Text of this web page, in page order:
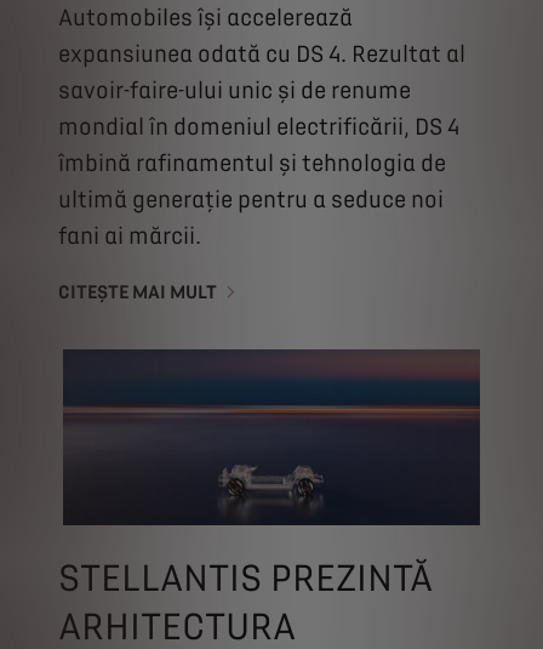
Automobiles își accelerează
expansiunea odată cu DS 4. Rezultat al
savoir-faire-ului unic și de renume
mondial în domeniul electrificării, DS 4
îmbină rafinamentul și tehnologia de
ultimă generație pentru a seduce noi
fani ai mărcii.
CITEȘTE MAI MULT
STELLANTIS PREZINTĂ
ARHITECTURA